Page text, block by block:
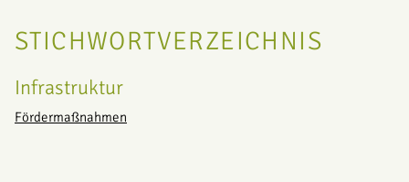
STICHWORTVERZEICHNIS
Infrastruktur
Fördermaßnahmen